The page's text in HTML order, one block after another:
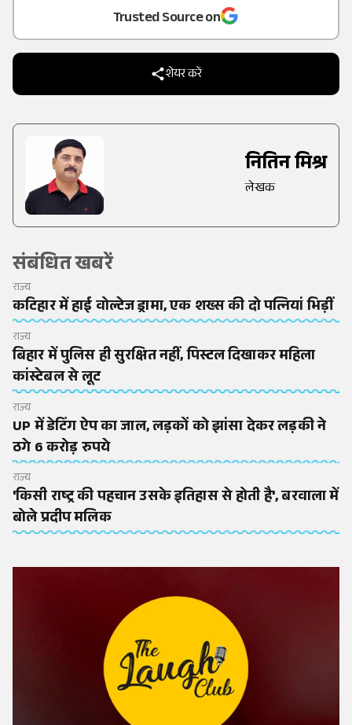
Trusted Source on
शेयर करें
नितिन मिश्र
लेखक
संबंधित खबरें
राज्य
कटिहार में हाई वोल्टेज ड्रामा, एक शख्स की दो पत्नियां भिड़ीं
राज्य
बिहार में पुलिस ही सुरक्षित नहीं, पिस्टल दिखाकर महिला
कांस्टेबल से लूट
राज्य
UP में डेटिंग ऐप का जाल, लड़कों को झांसा देकर लड़की ने
ठगे 6 करोड़ रुपये
राज्य
'किसी राष्ट्र की पहचान उसके इतिहास से होती है', बरवाला में
बोले प्रदीप मलिक